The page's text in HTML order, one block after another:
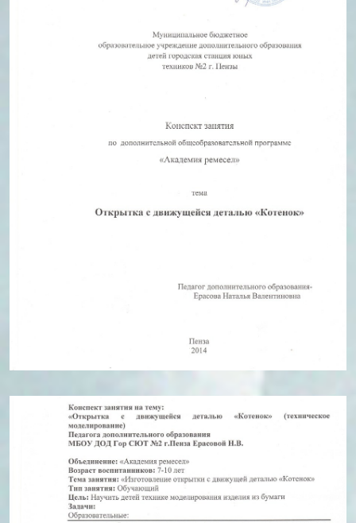
Морское многоборье
Волейбол
Тхэквондо
Лёгкая атлетика
Фитнес-аэробика
Киокусинкай
Настольный теннис
Шахматы
Новостная студия
Стипендии и меры
Международное
сотрудничество
образовательной
организации
Документы по АХЧ
Педагогический салон